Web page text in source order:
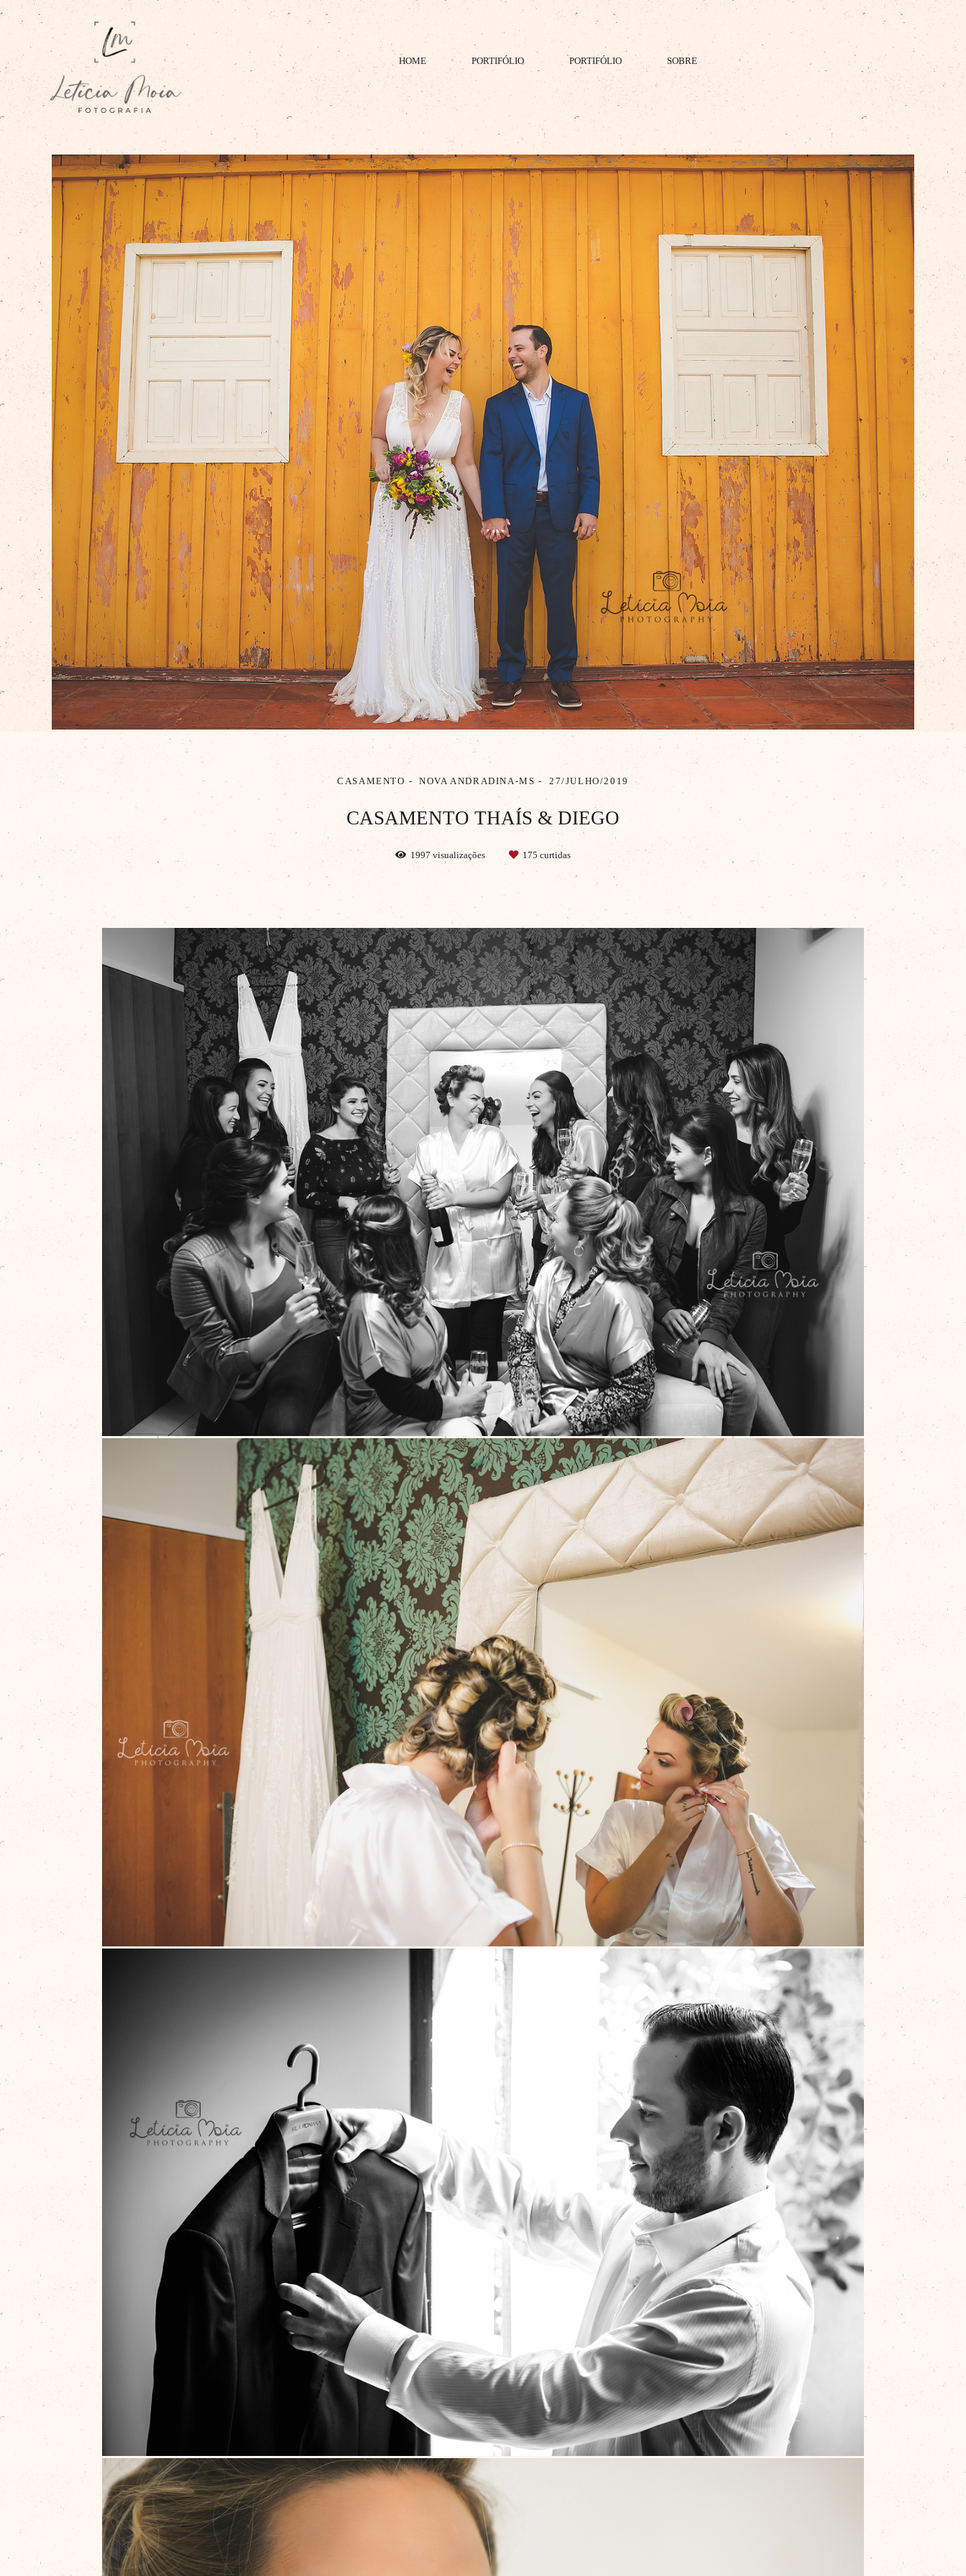
HOME PORTIFÓLIO PORTIFÓLIO SOBRE
CASAMENTO NOVA ANDRADINA-MS 27/JULHO/2019
CASAMENTO THAÍS & DIEGO
1997 visualizações 175 curtidas